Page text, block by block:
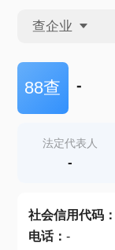
查企业
查企业
查产地
88查 -
法定代表人
-
社会信用代码：
电话： -